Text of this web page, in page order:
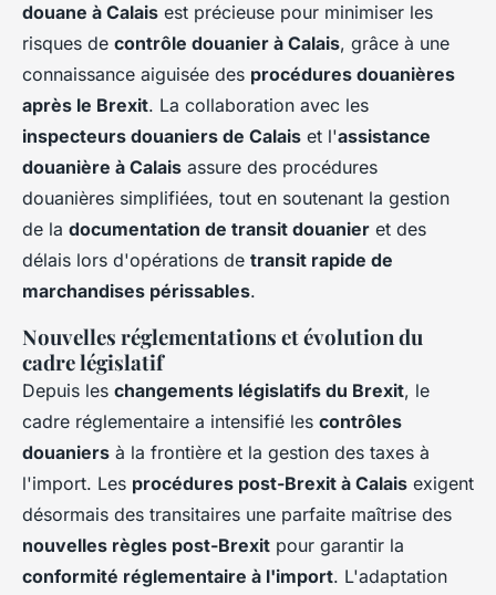
douane à Calais est précieuse pour minimiser les
risques de contrôle douanier à Calais, grâce à une
connaissance aiguisée des procédures douanières
après le Brexit. La collaboration avec les
inspecteurs douaniers de Calais et l'assistance
douanière à Calais assure des procédures
douanières simplifiées, tout en soutenant la gestion
de la documentation de transit douanier et des
délais lors d'opérations de transit rapide de
marchandises périssables.
Nouvelles réglementations et évolution du
cadre législatif
Depuis les changements législatifs du Brexit, le
cadre réglementaire a intensifié les contrôles
douaniers à la frontière et la gestion des taxes à
l'import. Les procédures post-Brexit à Calais exigent
désormais des transitaires une parfaite maîtrise des
nouvelles règles post-Brexit pour garantir la
conformité réglementaire à l'import. L'adaptation